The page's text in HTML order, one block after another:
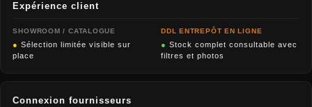
Expérience client
SHOWROOM / CATALOGUE
● Sélection limitée visible sur
place
DDL ENTREPÔT EN LIGNE
● Stock complet consultable avec
filtres et photos
Connexion fournisseurs